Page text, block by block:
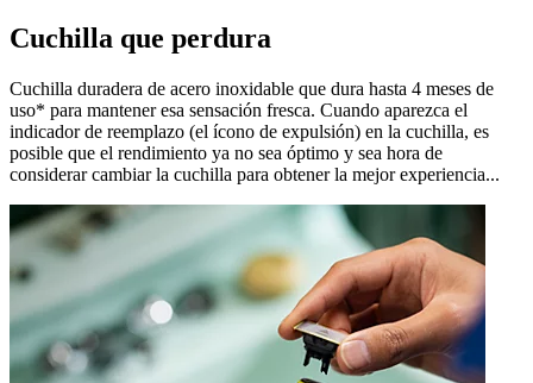
Cuchilla que perdura
Cuchilla duradera de acero inoxidable que dura hasta 4 meses de
uso* para mantener esa sensación fresca. Cuando aparezca el
indicador de reemplazo (el ícono de expulsión) en la cuchilla, es
posible que el rendimiento ya no sea óptimo y sea hora de
considerar cambiar la cuchilla para obtener la mejor experiencia...